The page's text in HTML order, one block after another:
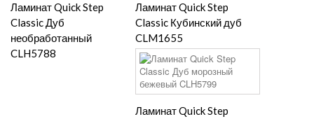
Ламинат Quick Step
Classic Дуб
необработанный
CLH5788
Ламинат Quick Step
Classic Кубинский дуб
CLM1655
Ламинат Quick Step